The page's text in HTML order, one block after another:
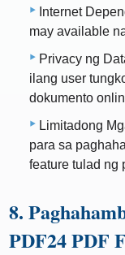
Internet
may available
Privacy ng
ilang user
dokumento
Limitadong
para sa
feature tulad ng
8.
PDF24 PDF